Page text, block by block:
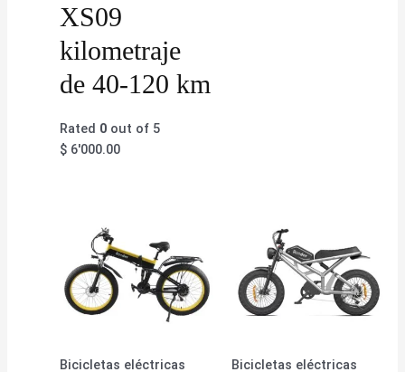
XS09
kilometraje
de 40-120 km
Rated 0 out of 5
$ 6'000.00
Bicicletas eléctricas Bicicletas eléctricas